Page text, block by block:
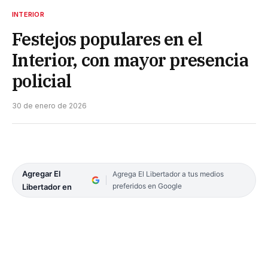
INTERIOR
Festejos populares en el
Interior, con mayor presencia
policial
30 de enero de 2026
Agregar El
Libertador en
Agrega El Libertador a tus medios
preferidos en Google